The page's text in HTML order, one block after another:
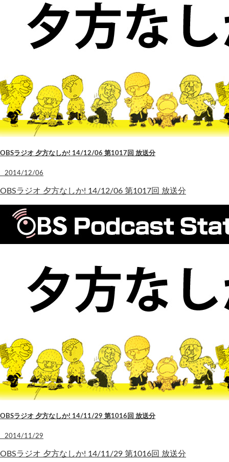
OBSラジオ 夕方なしか! 14/12/06 第1017回 放送分
2014/12/06
OBSラジオ 夕方なしか! 14/12/06 第1017回 放送分
OBSラジオ 夕方なしか! 14/11/29 第1016回 放送分
2014/11/29
OBSラジオ 夕方なしか! 14/11/29 第1016回 放送分